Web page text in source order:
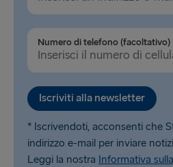
Numero di telefono (facoltativo)
Iscriviti alla newsletter
* Iscrivendoti, acconsenti che
indirizzo e-mail per inviare
Leggi la nostra Informativa